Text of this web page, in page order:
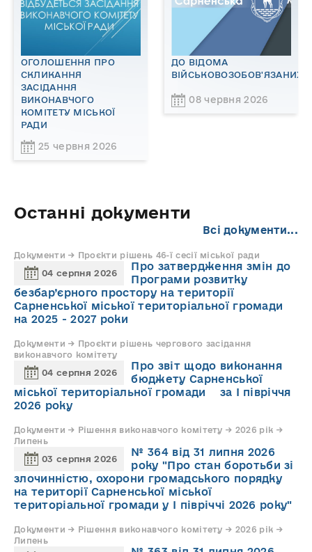
ОГОЛОШЕННЯ ПРО
СКЛИКАННЯ
ЗАСІДАННЯ
ВИКОНАВЧОГО
КОМІТЕТУ МІСЬКОЇ
РАДИ
25 червня 2026
ДО ВІДОМА
ВІЙСЬКОВОЗОБОВ'ЯЗАНИХ!
08 червня 2026
Останні документи
Всі документи...
Документи → Проєкти рішень 46-ї сесії міської ради
04 серпня 2026
Про затвердження змін до
Програми розвитку
безбар’єрного простору на території
Сарненської міської територіальної громади
на 2025 - 2027 роки
Документи → Проєкти рішень чергового засідання
виконавчого комітету
04 серпня 2026
Про звіт щодо виконання
бюджету Сарненської
міської територіальної громади за І півріччя
2026 року
Документи → Рішення виконавчого комітету → 2026 рік →
Липень
03 серпня 2026
№ 364 від 31 липня 2026
року "Про стан боротьби зі
злочинністю, охорони громадського порядку
на території Сарненської міської
територіальної громади у І півріччі 2026 року"
Документи → Рішення виконавчого комітету → 2026 рік →
Липень